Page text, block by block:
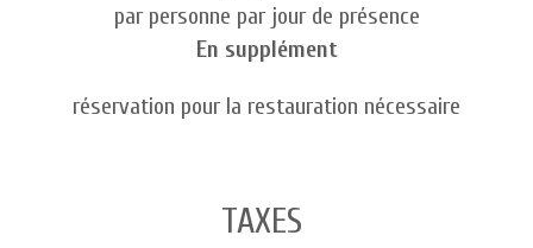
par personne par jour de présence
En supplément
réservation pour la restauration nécessaire
TAXES